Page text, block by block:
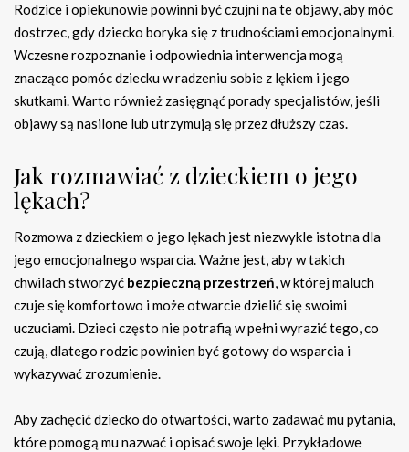
Rodzice i opiekunowie powinni być czujni na te objawy, aby móc
dostrzec, gdy dziecko boryka się z trudnościami emocjonalnymi.
Wczesne rozpoznanie i odpowiednia interwencja mogą
znacząco pomóc dziecku w radzeniu sobie z lękiem i jego
skutkami. Warto również zasięgnąć porady specjalistów, jeśli
objawy są nasilone lub utrzymują się przez dłuższy czas.
Jak rozmawiać z dzieckiem o jego
lękach?
Rozmowa z dzieckiem o jego lękach jest niezwykle istotna dla
jego emocjonalnego wsparcia. Ważne jest, aby w takich
chwilach stworzyć bezpieczną przestrzeń, w której maluch
czuje się komfortowo i może otwarcie dzielić się swoimi
uczuciami. Dzieci często nie potrafią w pełni wyrazić tego, co
czują, dlatego rodzic powinien być gotowy do wsparcia i
wykazywać zrozumienie.
Aby zachęcić dziecko do otwartości, warto zadawać mu pytania,
które pomogą mu nazwać i opisać swoje lęki. Przykładowe